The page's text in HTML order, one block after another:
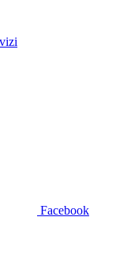
Facebook